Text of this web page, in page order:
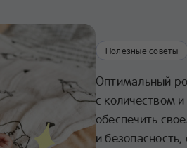
Полезные советы
Оптимальный
с количеством
обеспечить
и